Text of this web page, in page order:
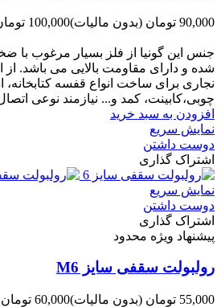
90,000 تومان (بدون مالیات)100,000 تومان
شده و دارای مقاومت بالایی می باشد.
نجاری برای ساخت انواع قفسه‌ کتابخانه،
چوبی،کابینت، کمد و... نیازمند نوعی
افزودن به سبد خرید
نمایش سریع
دوست داشتن
اشتراک گذاری
نمایش سریع
دوست داشتن
اشتراک گذاری
پیشنهاد ویژه محدود
رولبولت سقفی سایز M6
55,000 تومان (بدون مالیات)60,000 تومان